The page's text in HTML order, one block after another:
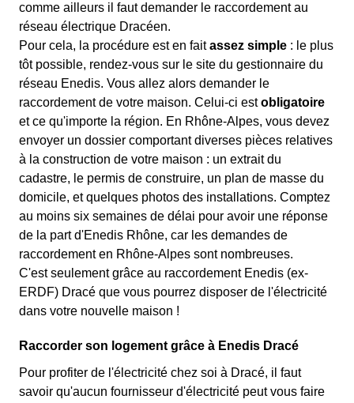
comme ailleurs il faut demander le raccordement au
réseau électrique Dracéen.
Pour cela, la procédure est en faitassez simple : le plus
tôt possible, rendez-vous sur le site du gestionnaire du
réseau Enedis. Vous allez alors demander le
raccordement de votre maison. Celui-ci estobligatoire
et ce qu'importe la région. En Rhône-Alpes, vous devez
envoyer un dossier comportant diverses pièces relatives
à la construction de votre maison : un extrait du
cadastre, le permis de construire, un plan de masse du
domicile, et quelques photos des installations. Comptez
au moins six semaines de délai pour avoir une réponse
de la part d'Enedis Rhône, car les demandes de
raccordement en Rhône-Alpes sont nombreuses.
C'est seulement grâce au raccordement Enedis (ex-
ERDF) Dracé que vous pourrez disposer de l'électricité
dans votre nouvelle maison !
Raccorder son logement grâce à Enedis Dracé
Pour profiter de l'électricité chez soi à Dracé, il faut
savoir qu'aucun fournisseur d'électricité peut vous faire